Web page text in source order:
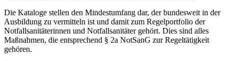
Die Kataloge stellen den Mindestumfang dar, der bundesweit in der
Ausbildung zu vermitteln ist und damit zum Regelportfolio der
Notfallsanitäterinnen und Notfallsanitäter gehört. Dies sind alles
Maßnahmen, die entsprechend § 2a NotSanG zur Regeltätigkeit
gehören.